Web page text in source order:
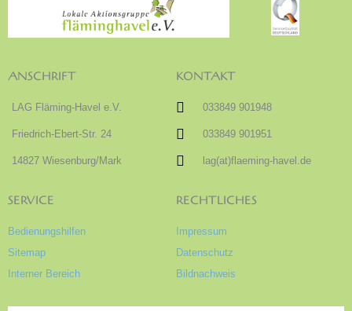
ANSCHRIFT
LAG Fläming-Havel e.V.
Friedrich-Ebert-Str. 24
14827 Wiesenburg/Mark
KONTAKT
033849 901948
033849 901951
lag(at)flaeming-havel.de
SERVICE
Bedienungshilfen
Sitemap
Interner Bereich
RECHTLICHES
Impressum
Datenschutz
Bildnachweis